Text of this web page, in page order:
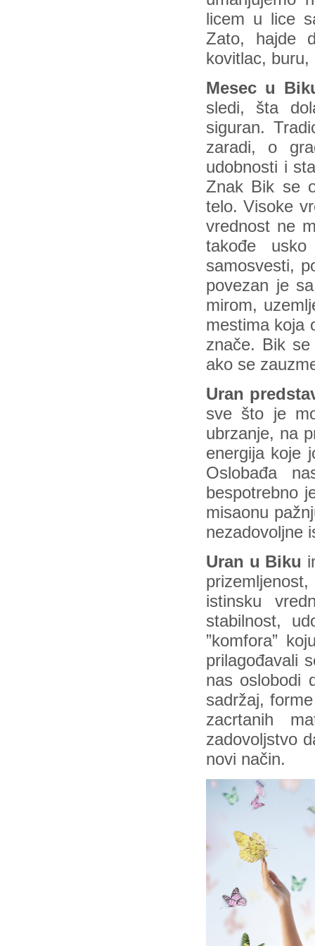
licem u lice
Zato, hajde
kovitlac,
Mesec u
sledi, šta
siguran.
zaradi, o
udobnosti i
Znak Bik se
telo. Visoke
vrednost ne
takođe
samosvesti,
povezan je
mirom,
mestima koja
znače. Bik
ako se
Uran
sve što je
ubrzanje, na
energija koje
Oslobađa
bespotrebno
misaonu
nezadovoljne
Uran u Biku
istinsku
stabilnost,
”komfora”
prilagođavali
nas oslobodi
sadržaj,
zacrtanih
zadovoljstvo
novi način.